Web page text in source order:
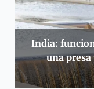
India:
una